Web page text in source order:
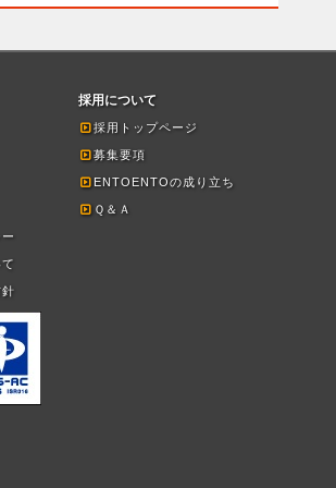
採用について
採用トップページ
募集要項
ENTOENTOの成り立ち
Ｑ＆Ａ